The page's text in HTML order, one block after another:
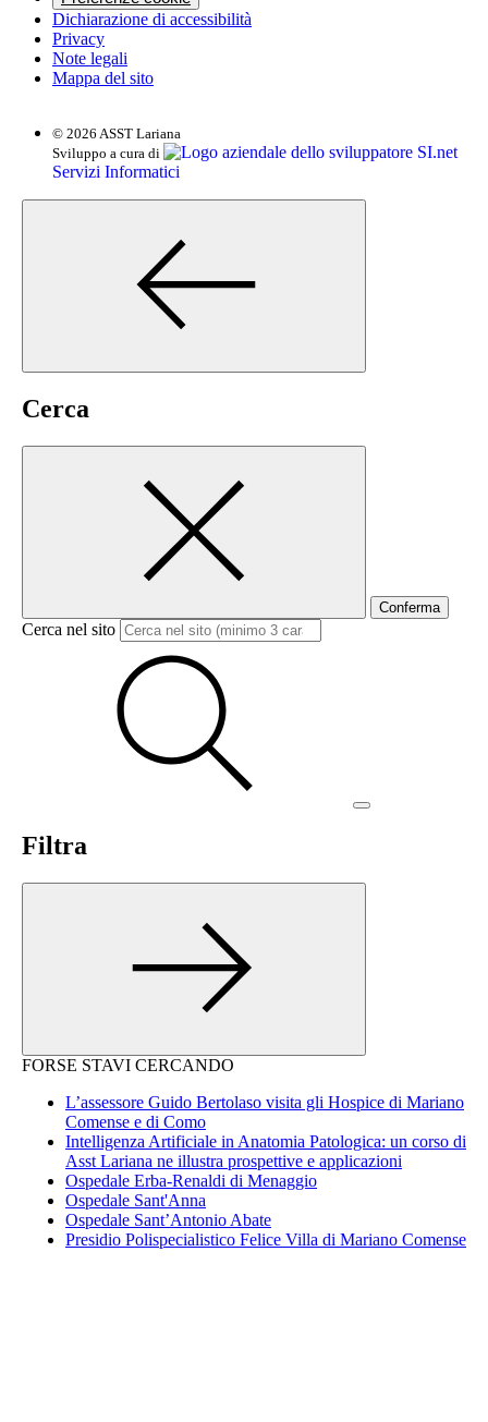
Dichiarazione di accessibilità
Privacy
Note legali
Mappa del sito
© 2026 ASST Lariana
Sviluppo a cura di
SI.net
Servizi Informatici
Cerca
Conferma
Cerca nel sito
Filtra
FORSE STAVI CERCANDO
L’assessore Guido Bertolaso visita gli Hospice di Mariano
Comense e di Como
Intelligenza Artificiale in Anatomia Patologica: un corso di
Asst Lariana ne illustra prospettive e applicazioni
Ospedale Erba-Renaldi di Menaggio
Ospedale Sant'Anna
Ospedale Sant’Antonio Abate
Presidio Polispecialistico Felice Villa di Mariano Comense